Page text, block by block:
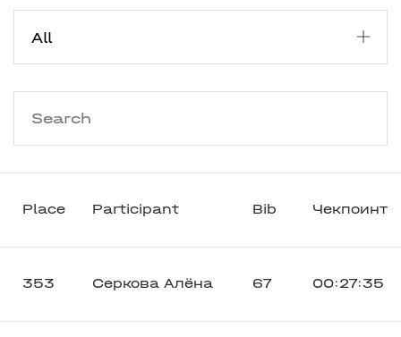
Place Participant Bib Чекпоинт
353 Серкова Алёна 67 00:27:35